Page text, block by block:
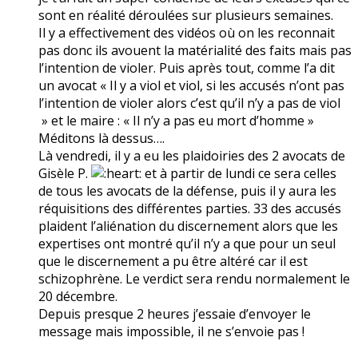
sont en réalité déroulées sur plusieurs semaines.
Il y a effectivement des vidéos où on les reconnait
pas donc ils avouent la matérialité des faits mais pas
l’intention de violer. Puis après tout, comme l’a dit
un avocat « Il y a viol et viol, si les accusés n’ont pas
l’intention de violer alors c’est qu’il n’y a pas de viol
» et le maire : « Il n’y a pas eu mort d’homme »
Méditons là dessus….
Là vendredi, il y a eu les plaidoiries des 2 avocats de
Gisèle P.
et à partir de lundi ce sera celles
de tous les avocats de la défense, puis il y aura les
réquisitions des différentes parties. 33 des accusés
plaident l’aliénation du discernement alors que les
expertises ont montré qu’il n’y a que pour un seul
que le discernement a pu être altéré car il est
schizophrène. Le verdict sera rendu normalement le
20 décembre.
Depuis presque 2 heures j’essaie d’envoyer le
message mais impossible, il ne s’envoie pas !